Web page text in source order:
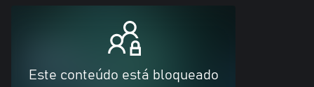
Este conteúdo está bloqueado